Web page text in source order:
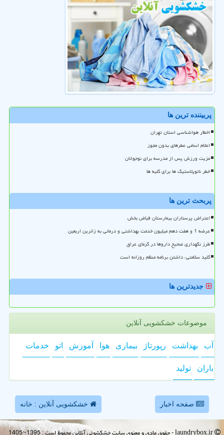
پربیننده ترین ها
اخطار هواشناسی استان تهران
اعلام اسامی عطرهای بدون مجوز
مزیت ورزش پس از مدرسه برای نوجوانان
خطر نانوپلاستیک ها برای کلیه ها
پربحث ترین ها
اعتراض پرستاران بیمارستان فیاض بخش
عرضه 1 و هفت دهم میلیون خدمت بهداشتی و درمانی به زائرین اربعین
طرز نگهداری صحیح داروها در گرمای عراق
کلید سلامتی، داشتن برنامه منظم روزانه است
جدیدترین ها
موضوعات خشکشویی آنلاین
آب بهداشت رپورتاژ بیماری هوا آموزش اتو خدمات
باران تولید
صفحه اخبار خشکشویی آنلاین : خانه